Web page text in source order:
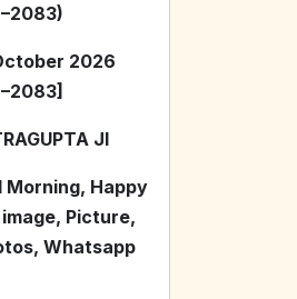
2026
JI
Morning, Happy
Picture,
Whatsapp